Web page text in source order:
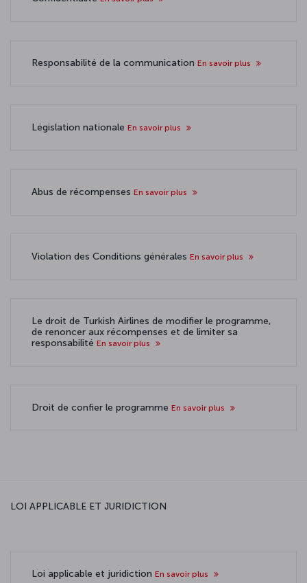
Responsabilité de la communication En savoir plus
Législation nationale En savoir plus
Abus de récompenses En savoir plus
Violation des Conditions générales En savoir plus
Le droit de Turkish Airlines de modifier le programme,
de renoncer aux récompenses et de limiter sa
responsabilité En savoir plus
Droit de confier le programme En savoir plus
LOI APPLICABLE ET JURIDICTION
Loi applicable et juridiction En savoir plus